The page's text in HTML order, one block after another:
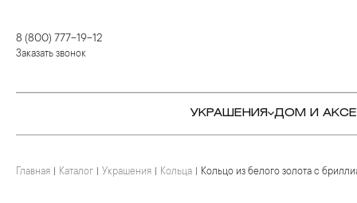
8 (800) 777-19-12
Заказать звонок
УКРАШЕНИЯ
КОЛЬЦА
ДОМ И
СТОЛОВЫЕ ПРИБОРЫ
КОЛЬЦА
Главная Каталог Украшения Кольца Кольцо из белого золота с